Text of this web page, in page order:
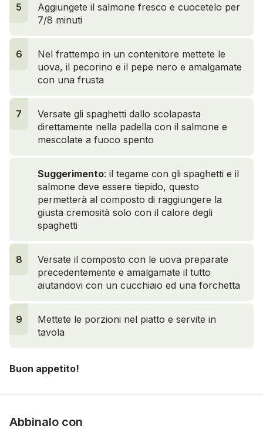
5
Aggiungete il salmone fresco e cuocetelo per
7/8 minuti
4
Nel frattempo in un contenitore mettete le
uova, il pecorino e il pepe nero e amalgamate
con una frusta
7
6
7
Versate gli spaghetti dallo scolapasta
direttamente nella padella con il salmone e
mescolate a fuoco spento
Suggerimento: il tegame con gli spaghetti e il
salmone deve essere tiepido, questo
permetterà al composto di raggiungere la
giusta cremosità solo con il calore degli
spaghetti
8
Versate il composto con le uova preparate
precedentemente e amalgamate il tutto
aiutandovi con un cucchiaio ed una forchetta
9
Mettete le porzioni nel piatto e servite in
tavola
Buon appetito!
Abbinalo con